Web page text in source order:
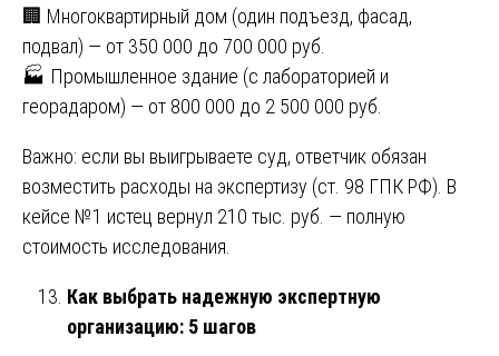
🏢 Многоквартирный дом (один подъезд, фасад,
подвал) — от 350 000 до 700 000 руб.
🏭 Промышленное здание (с лабораторией и
георадаром) — от 800 000 до 2 500 000 руб.
Важно: если вы выигрываете суд, ответчик обязан
возместить расходы на экспертизу (ст. 98 ГПК РФ). В
кейсе №1 истец вернул 210 тыс. руб. — полную
стоимость исследования.
Как выбрать надежную экспертную
организацию: 5 шагов